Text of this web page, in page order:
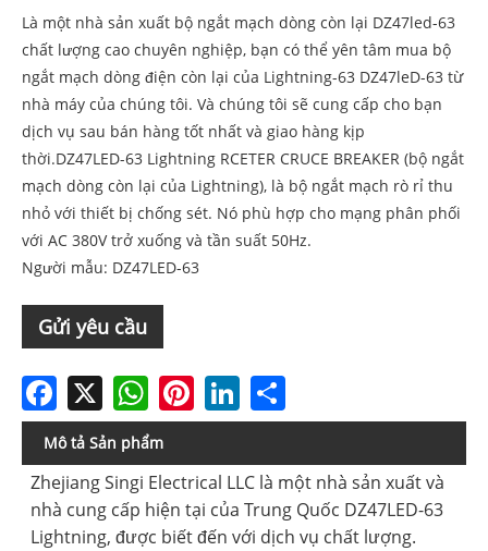
Là một nhà sản xuất bộ ngắt mạch dòng còn lại DZ47led-63
chất lượng cao chuyên nghiệp, bạn có thể yên tâm mua bộ
ngắt mạch dòng điện còn lại của Lightning-63 DZ47leD-63 từ
nhà máy của chúng tôi. Và chúng tôi sẽ cung cấp cho bạn
dịch vụ sau bán hàng tốt nhất và giao hàng kịp
thời.DZ47LED-63 Lightning RCETER CRUCE BREAKER (bộ ngắt
mạch dòng còn lại của Lightning), là bộ ngắt mạch rò rỉ thu
nhỏ với thiết bị chống sét. Nó phù hợp cho mạng phân phối
với AC 380V trở xuống và tần suất 50Hz.
Người mẫu: DZ47LED-63
Gửi yêu cầu
Facebook WhatsAppPinterestLinkedIn
Mô tả Sản phẩm
Zhejiang Singi Electrical LLC là một nhà sản xuất và
nhà cung cấp hiện tại của Trung Quốc DZ47LED-63
Lightning, được biết đến với dịch vụ chất lượng.